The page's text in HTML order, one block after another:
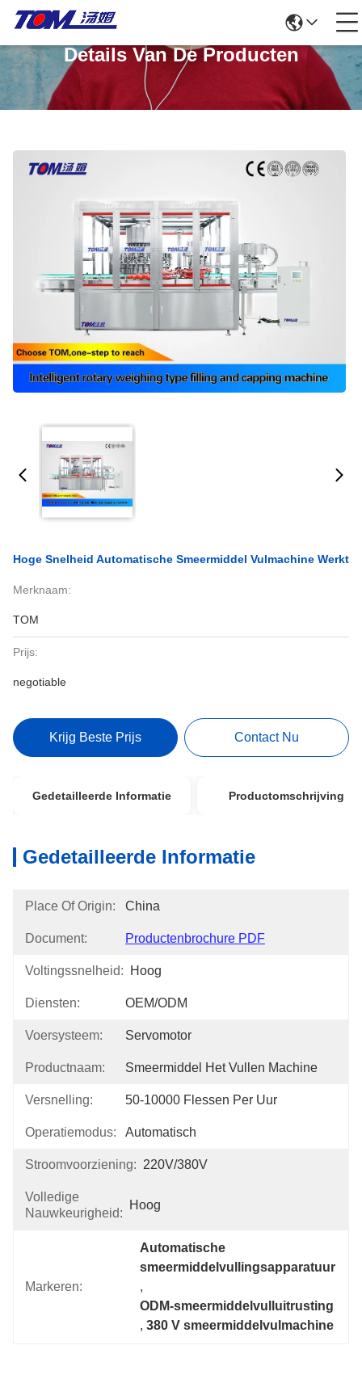
Details Van De Producten
Hoge Snelheid Automatische Smeermiddel Vulmachine Werkt
Merknaam:
TOM
Prijs:
negotiable
Krijg Beste Prijs Contact Nu
Gedetailleerde Informatie Productomschrijving
Gedetailleerde Informatie
Place Of Origin: China
Document: Productenbrochure PDF
Voltingssnelheid: Hoog
Diensten: OEM/ODM
Voersysteem: Servomotor
Productnaam: Smeermiddel Het Vullen Machine
Versnelling: 50-10000 Flessen Per Uur
Operatiemodus: Automatisch
Stroomvoorziening: 220V/380V
Volledige
Nauwkeurigheid:
Hoog
Markeren:
Automatische
smeermiddelvullingsapparatuur
,
ODM-smeermiddelvulluitrusting
, 380 V smeermiddelvulmachine